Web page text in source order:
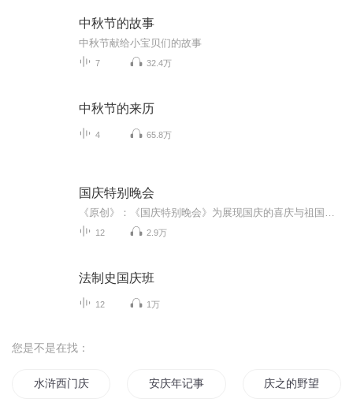
中秋节的故事
中秋节献给小宝贝们的故事
7 32.4万
中秋节的来历
4 65.8万
国庆特别晚会
12 2.9万
法制史国庆班
12 1万
您是不是在找：
水浒西门庆 安庆年记事 庆之的野望